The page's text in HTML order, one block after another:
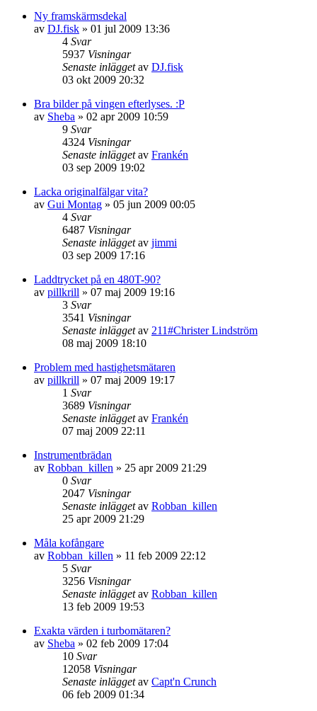
Ny framskärmsdekal
av DJ.fisk » 01 jul 2009 13:36
4 Svar
5937 Visningar
Senaste inläggetav DJ.fisk
03 okt 2009 20:32
Bra bilder på vingen efterlyses. :P
av Sheba » 02 apr 2009 10:59
9 Svar
4324 Visningar
Senaste inläggetav Frankén
03 sep 2009 19:02
Lacka originalfälgar vita?
av Gui Montag » 05 jun 2009 00:05
4 Svar
6487 Visningar
Senaste inläggetav jimmi
03 sep 2009 17:16
Laddtrycket på en 480T-90?
av pillkrill » 07 maj 2009 19:16
3 Svar
3541 Visningar
Senaste inläggetav 211#Christer Lindström
08 maj 2009 18:10
Problem med hastighetsmätaren
av pillkrill » 07 maj 2009 19:17
1 Svar
3689 Visningar
Senaste inläggetav Frankén
07 maj 2009 22:11
Instrumentbrädan
av Robban_killen » 25 apr 2009 21:29
0 Svar
2047 Visningar
Senaste inläggetav Robban_killen
25 apr 2009 21:29
Måla kofångare
av Robban_killen » 11 feb 2009 22:12
5 Svar
3256 Visningar
Senaste inläggetav Robban_killen
13 feb 2009 19:53
Exakta värden i turbomätaren?
av Sheba » 02 feb 2009 17:04
10 Svar
12058 Visningar
Senaste inläggetav Capt'n Crunch
06 feb 2009 01:34